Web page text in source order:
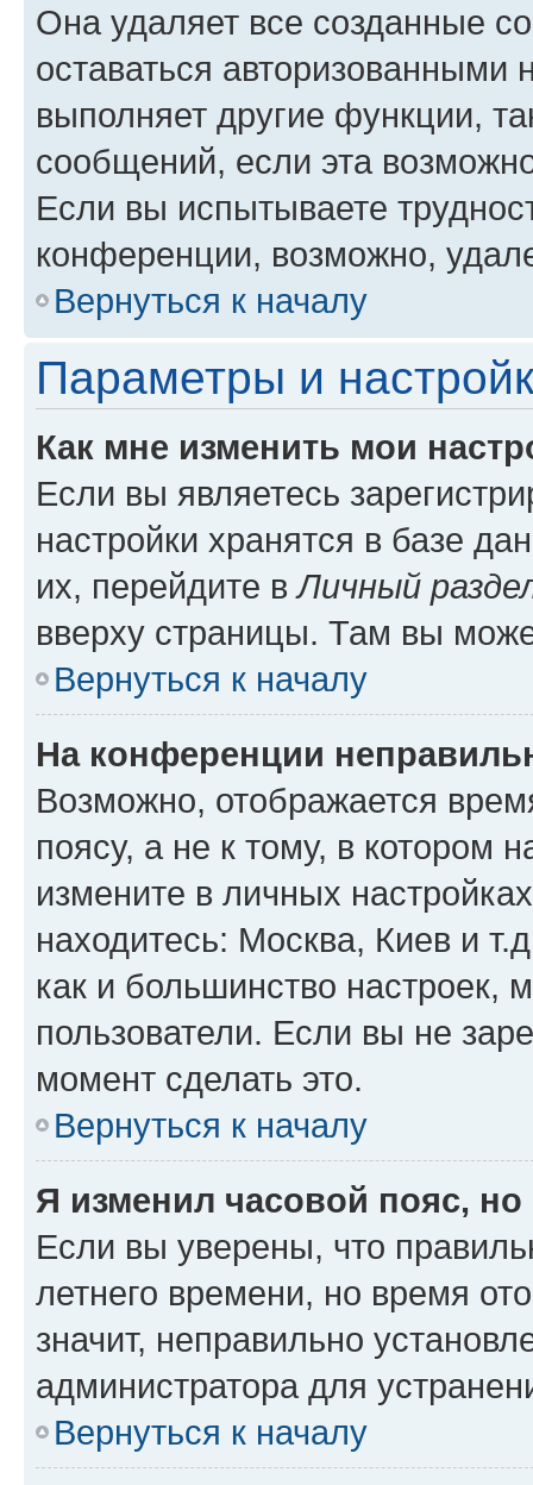
Она удаляет все созданные
оставаться авторизованными
выполняет другие функции,
сообщений, если эта
Если вы испытываете
конференции, возможно,
Вернуться к началу
Параметры и
Как мне изменить мои
Если вы являетесь
настройки хранятся в базе
их, перейдите вЛичный
вверху страницы. Там вы
Вернуться к началу
На конференции
Возможно, отображается
поясу, а не к тому, в котором
измените в личных
находитесь: Москва, Киев и
как и большинство настроек,
пользователи. Если вы не
момент сделать это.
Вернуться к началу
Я изменил часовой пояс,
Если вы уверены, что
летнего времени, но время
значит, неправильно
администратора для
Вернуться к началу